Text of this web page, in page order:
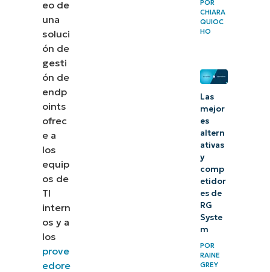
eo de
una
soluci
ón de
gesti
ón de
endp
oints
ofrec
e a
los
equip
os de
TI
intern
os y a
los
prove
edore
POR
CHIARA
QUIOC
HO
Las
mejor
es
altern
ativas
y
comp
etidor
es de
RG
Syste
m
POR
RAINE
GREY